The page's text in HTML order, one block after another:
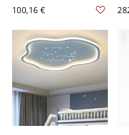
geométrica con pantalla
de vidrio blanco para uso
residencial moderno -
Azul 110 A 120 V
100,16 €